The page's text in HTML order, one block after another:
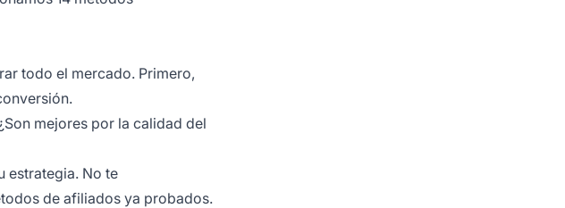
todo el mercado. Primero,
mejores por la calidad del
estrategia. No te
de afiliados ya probados.